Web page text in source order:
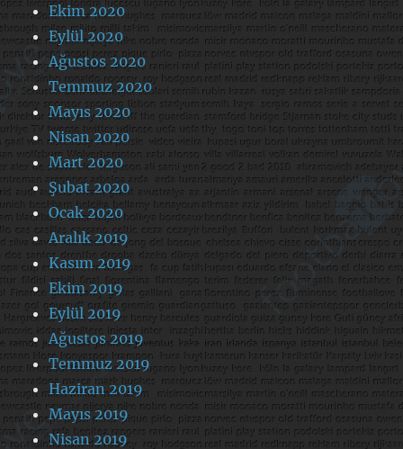
Ekim 2020
Eylül 2020
Ağustos 2020
Temmuz 2020
Mayıs 2020
Nisan 2020
Mart 2020
Şubat 2020
Ocak 2020
Aralık 2019
Kasım 2019
Ekim 2019
Eylül 2019
Ağustos 2019
Temmuz 2019
Haziran 2019
Mayıs 2019
Nisan 2019